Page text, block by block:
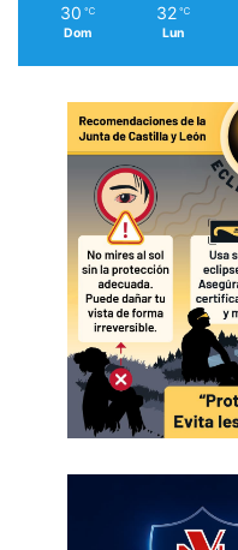
30 ℃
Dom
32 ℃
Lun